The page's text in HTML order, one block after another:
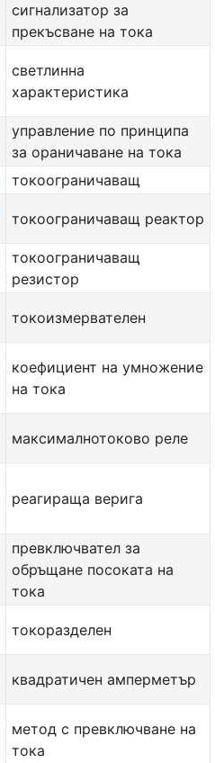
сигнализатор за
прекъсване на тока
светлинна
характеристика
управление по принципа
за ораничаване на тока
токоограничаващ
токоограничаващ реактор
токоограничаващ
резистор
токоизмервателен
коефициент на умножение
на тока
максималнотоково реле
реагираща верига
превключвател за
обръщане посоката на
тока
токоразделен
квадратичен амперметър
метод с превключване на
тока